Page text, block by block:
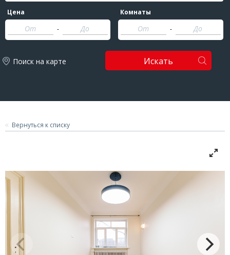
Цена
-
Комнаты
-
Поиск на карте Искать
Вернуться к списку